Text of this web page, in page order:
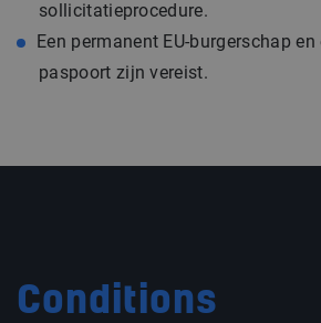
sollicitatieprocedure.
Een permanent EU-burgerschap en
paspoort zijn vereist.
Conditions